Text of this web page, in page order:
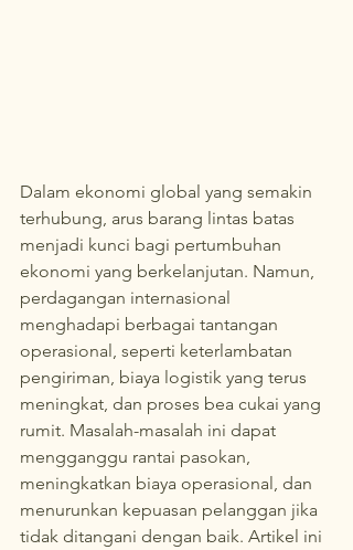
Dalam ekonomi global yang semakin
terhubung, arus barang lintas batas
menjadi kunci bagi pertumbuhan
ekonomi yang berkelanjutan. Namun,
perdagangan internasional
menghadapi berbagai tantangan
operasional, seperti keterlambatan
pengiriman, biaya logistik yang terus
meningkat, dan proses bea cukai yang
rumit. Masalah-masalah ini dapat
mengganggu rantai pasokan,
meningkatkan biaya operasional, dan
menurunkan kepuasan pelanggan jika
tidak ditangani dengan baik. Artikel ini